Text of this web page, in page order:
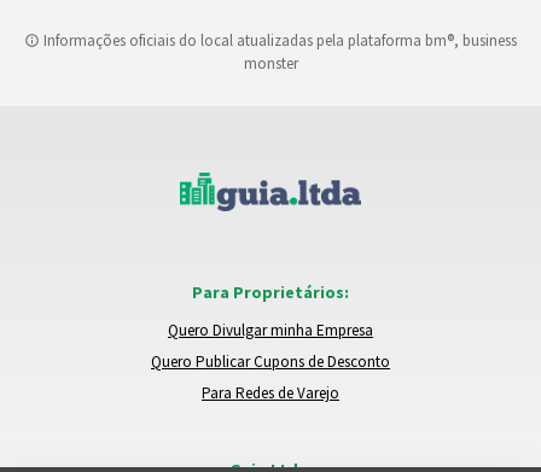
Informações oficiais do local atualizadas pela plataforma bm®, business
monster
Para Proprietários:
Quero Divulgar minha Empresa
Quero Publicar Cupons de Desconto
Para Redes de Varejo